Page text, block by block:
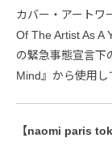
カバー・アートワ
Of The Artist As A
の緊急事態宣言下
Mind』から使用し
【naomi paris